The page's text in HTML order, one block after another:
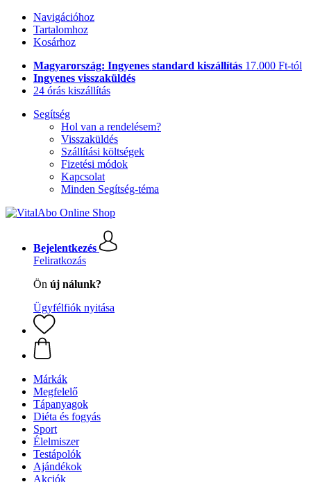
Navigációhoz
Tartalomhoz
Kosárhoz
Magyarország: Ingyenes standard kiszállítás 17.000 Ft-tól
Ingyenes visszaküldés
24 órás kiszállítás
Segítség
Hol van a rendelésem?
Visszaküldés
Szállítási költségek
Fizetési módok
Kapcsolat
Minden Segítség-téma
Bejelentkezés
Feliratkozás
Ön új nálunk?
Ügyfélfiók nyitása
Márkák
Megfelelő
Tápanyagok
Diéta és fogyás
Sport
Élelmiszer
Testápolók
Ajándékok
Akciók